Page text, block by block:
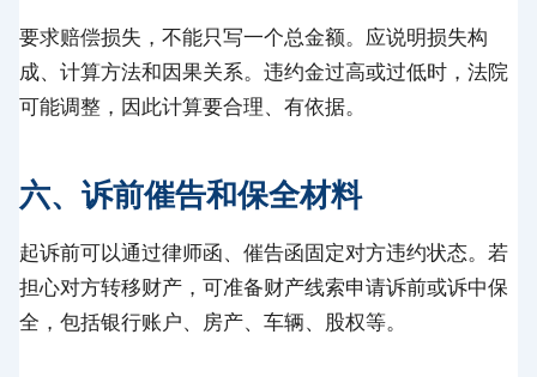
要求赔偿损失，不能只写一个总金额。应说明损失构
成、计算方法和因果关系。违约金过高或过低时，法院
可能调整，因此计算要合理、有依据。
六、诉前催告和保全材料
起诉前可以通过律师函、催告函固定对方违约状态。若
担心对方转移财产，可准备财产线索申请诉前或诉中保
全，包括银行账户、房产、车辆、股权等。